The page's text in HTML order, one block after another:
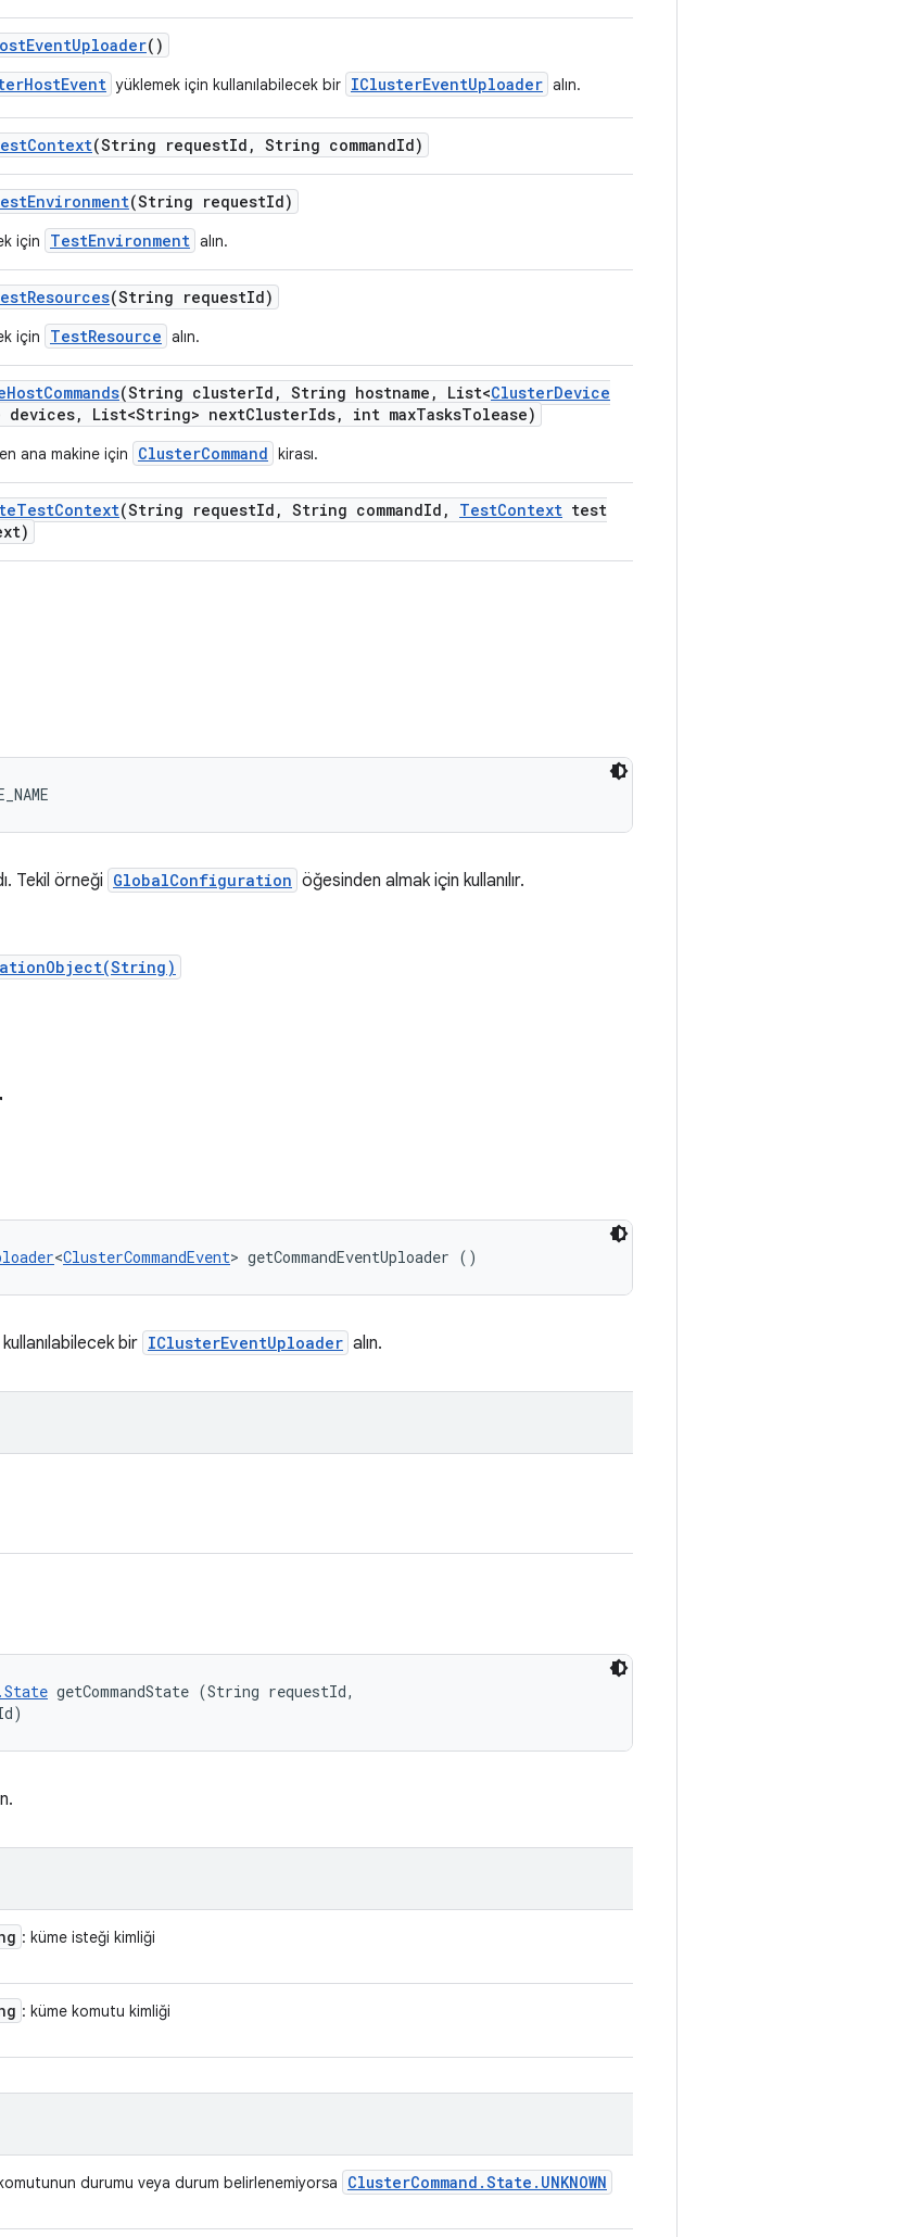
EventUploader()
yüklemek için kullanılabilecek bir IClusterEventUploader alın.
Context(String requestId , String commandId)
Environment(String requestId)
için TestEnvironment alın.
Resources(String requestId)
için TestResource alın.
HostCommands(String clusterId , String hostname , List<ClusterDevice
devices, List<String> nextClusterIds, int maxTasksTolease)
ana makine için ClusterCommand kirası.
TestContext(String requestId , String commandId , TestContext test
Tekil örneği GlobalConfiguration öğesinden almak için kullanılır.
<ClusterCommandEvent> getCommandEventUploader ()
bir IClusterEventUploader alın.
getCommandState (String requestId,
: küme isteği kimliği
: küme komutu kimliği
durumu veya durum belirlenemiyorsa ClusterCommand .State . UNKNOWN